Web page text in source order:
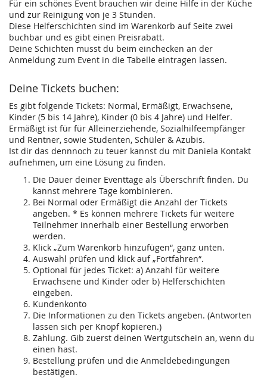
Für ein schönes Event brauchen wir deine Hilfe in der Küche
und zur Reinigung von je 3 Stunden.
Diese Helferschichten sind im Warenkorb auf Seite zwei
buchbar und es gibt einen Preisrabatt.
Deine Schichten musst du beim einchecken an der
Anmeldung zum Event in die Tabelle eintragen lassen.
Deine Tickets buchen:
Es gibt folgende Tickets: Normal, Ermäßigt, Erwachsene,
Kinder (5 bis 14 Jahre), Kinder (0 bis 4 Jahre) und Helfer.
Ermäßigt ist für für Alleinerziehende, Sozialhilfeempfänger
und Rentner, sowie Studenten, Schüler & Azubis.
Ist dir das dennnoch zu teuer kannst du mit Daniela Kontakt
aufnehmen, um eine Lösung zu finden.
Die Dauer deiner Eventtage als Überschrift finden. Du
kannst mehrere Tage kombinieren.
Bei Normal oder Ermäßigt die Anzahl der Tickets
angeben. * Es können mehrere Tickets für weitere
Teilnehmer innerhalb einer Bestellung erworben
werden.
Klick „Zum Warenkorb hinzufügen“, ganz unten.
Auswahl prüfen und klick auf „Fortfahren“.
Optional für jedes Ticket: a) Anzahl für weitere
Erwachsene und Kinder oder b) Helferschichten
eingeben.
Kundenkonto
Die Informationen zu den Tickets angeben. (Antworten
lassen sich per Knopf kopieren.)
Zahlung. Gib zuerst deinen Wertgutschein an, wenn du
einen hast.
Bestellung prüfen und die Anmeldebedingungen
bestätigen.